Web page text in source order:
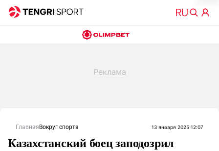
Главная Вокруг спорта 13 января 2025 12:07
Казахстанский боец заподозрил